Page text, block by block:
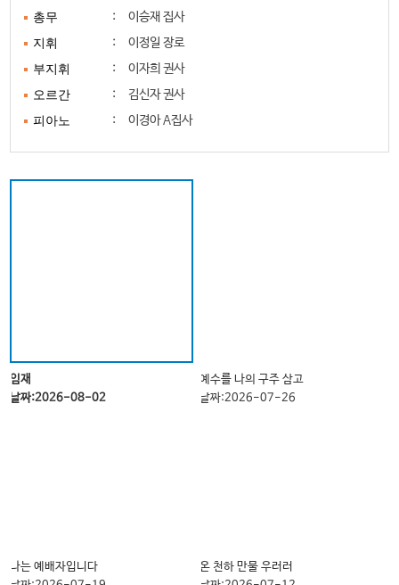
총무 : 이승재 집사
지휘 : 이정일 장로
부지휘 : 이자희 권사
오르간 : 김신자 권사
피아노 : 이경아 A집사
임재
날짜:2026-08-02
예수를 나의 구주 삼고
날짜:2026-07-26
나는 예배자입니다
온 천하 만물 우러러